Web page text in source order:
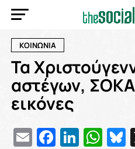
ΚΟΙΝΩΝΙΑ
Τα
αστέγων,
εικόνες
EmailFacebook